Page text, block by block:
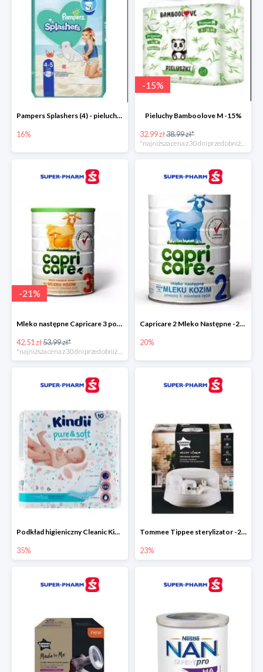
Pampers Splashers (4) - pieluchy jednorazowe do pływania -16%
16%
-15%
Pieluchy Bamboolove M -15%
32.99 zł38.99 zł*
-21%
Mleko następne Capricare 3 powyżej 12 miesięcy 400 g
42.51 zł53.99 zł*
Capricare 2 Mleko Następne -20%
20%
Podkład higieniczny Cleanic Kindii Pure & Soft -35%
35%
Tommee Tippee sterylizator -23%
23%